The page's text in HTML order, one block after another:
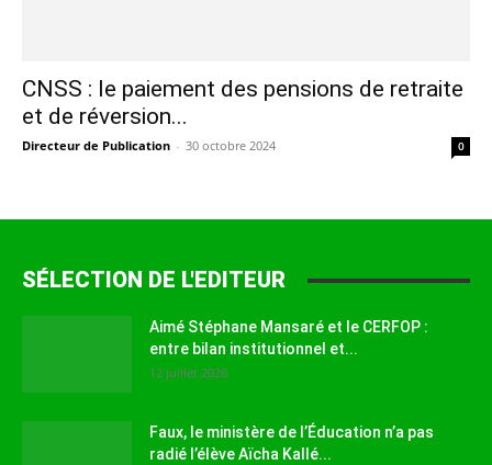
CNSS : le paiement des pensions de retraite
et de réversion...
Directeur de Publication - 30 octobre 2024 0
SÉLECTION DE L'EDITEUR
Aimé Stéphane Mansaré et le CERFOP :
entre bilan institutionnel et...
12 juillet 2026
Faux, le ministère de l’Éducation n’a pas
radié l’élève Aïcha Kallé...